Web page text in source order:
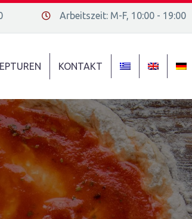
Διεύθυνση οδός 16, Ελλάδα
Arbeitszeit: Μ-F, 10:00 - 19:00
KONTAKT